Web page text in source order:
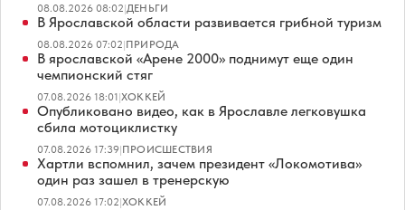
08.08.2026 08:02|ДЕНЬГИ
В Ярославской области развивается грибной туризм
08.08.2026 07:02|ПРИРОДА
В ярославской «Арене 2000» поднимут еще один
чемпионский стяг
07.08.2026 18:01|ХОККЕЙ
Опубликовано видео, как в Ярославле легковушка
сбила мотоциклистку
07.08.2026 17:39|ПРОИСШЕСТВИЯ
Хартли вспомнил, зачем президент «Локомотива»
один раз зашел в тренерскую
07.08.2026 17:02|ХОККЕЙ